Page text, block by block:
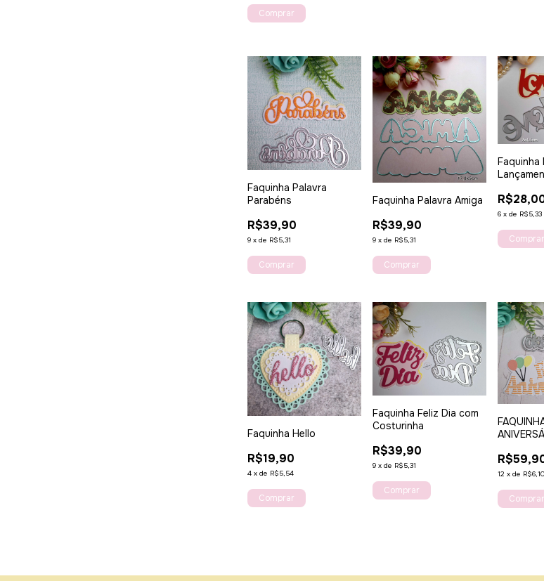
Faquinha Palavra
Parabéns
R$39,90
9 xde R$5,31
Faquinha Palavra Amiga
R$39,90
9 xde R$5,31
Faquinha
6 xde R$5,33
Faquinha Hello
R$19,90
4 xde R$5,54
Faquinha Feliz Dia com
Costurinha
R$39,90
9 xde R$5,31
12 xde R$6,10